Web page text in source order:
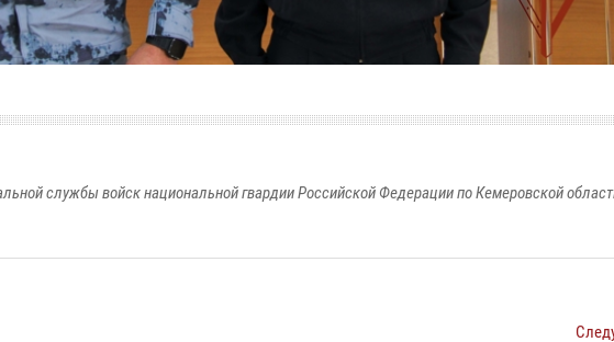
службы войск национальной гвардии Российской Федерации по Кемеровской